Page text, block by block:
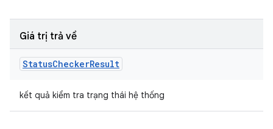
Giá trị trả về
StatusCheckerResult
kết quả kiểm tra trạng thái hệ thống